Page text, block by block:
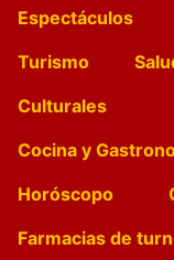
Espectáculos
Turismo
Culturales
Cocina y
Horóscopo
Farmacias de